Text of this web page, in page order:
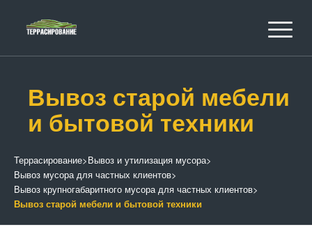
Вывоз старой мебели
и бытовой техники
Террасирование>Вывоз и утилизация мусора>
Вывоз мусора для частных клиентов>
Вывоз крупногабаритного мусора для частных клиентов>
Вывоз старой мебели и бытовой техники